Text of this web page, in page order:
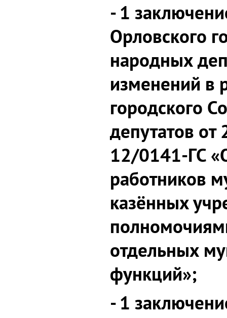
- 1
Орловского
народных
изменений в
городского
депутатов
12/0141-ГС
работников
казённых
отдельных
функций»;
- 1